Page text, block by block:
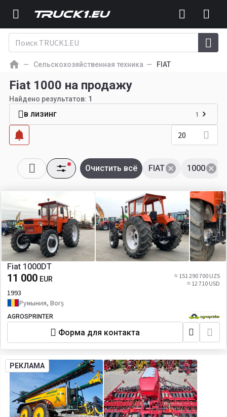
Сельскохозяйственная техника FIAT
Fiat 1000 на продажу
Найдено результатов: 1
в лизинг 1
20
1000
FIAT
Очистить всё
Fiat 1000DT
11 000 EUR
≈ 151 290 700 UZS
≈ 12 710 USD
1993
Румыния, Borș
AGROSPRINTER
Форма для контакта
РЕКЛАМА